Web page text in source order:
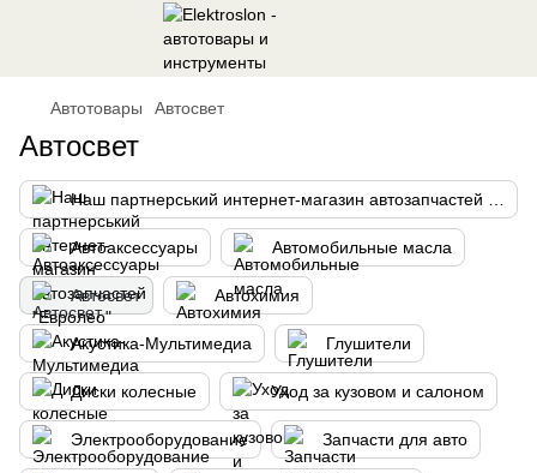
Автотовары Автосвет
Автосвет
Автоаксессуары Автомобильные масла
Автосвет Автохимия
Акустика-Мультимедиа Глушители
Диски колесные Уход за кузовом и салоном
Электрооборудование Запчасти для авто